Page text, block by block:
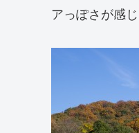
アっぽさが感